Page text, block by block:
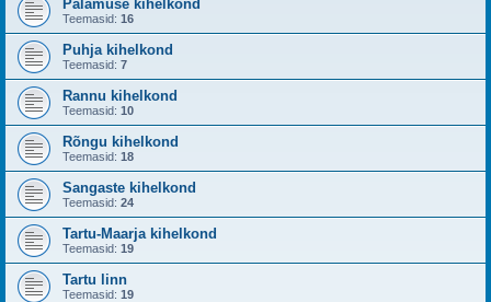
Palamuse kihelkond
Teemasid: 16
Puhja kihelkond
Teemasid: 7
Rannu kihelkond
Teemasid: 10
Rõngu kihelkond
Teemasid: 18
Sangaste kihelkond
Teemasid: 24
Tartu-Maarja kihelkond
Teemasid: 19
Tartu linn
Teemasid: 19